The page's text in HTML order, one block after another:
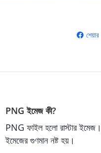
শেয়ার
PNG ইমেজ কী?
PNG ফাইল হলো রাস্টার ইমেজ।
ইমেজের গুণমান নষ্ট হয়।